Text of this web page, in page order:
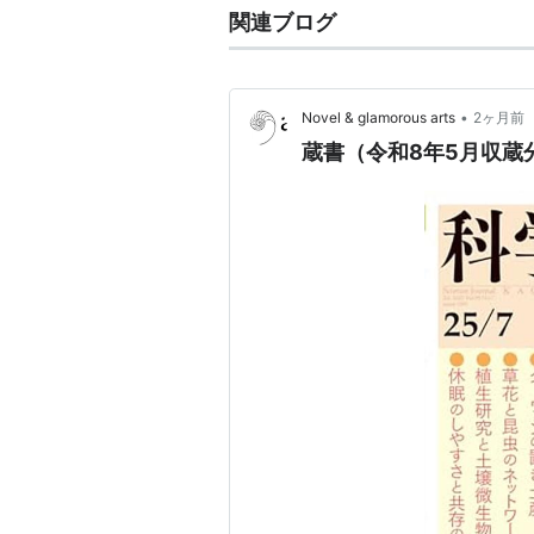
関連ブログ
Novel & glamorous arts • 2ヶ月前
蔵書（令和8年5月収蔵